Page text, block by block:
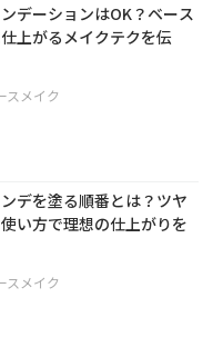
デーションはOK？ベース
上がるメイクテクを伝
スメイク
デを塗る順番とは？ツヤ
い方で理想の仕上がりを
スメイク